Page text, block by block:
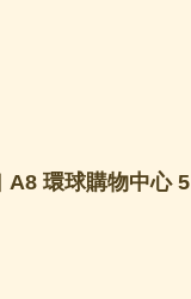
A8 環球購物中心 5